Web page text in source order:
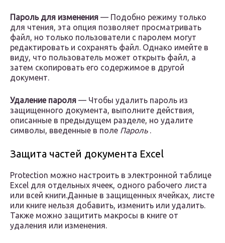
Пароль для изменения — Подобно режиму только
для чтения, эта опция позволяет просматривать
файл, но только пользователи с паролем могут
редактировать и сохранять файл. Однако имейте в
виду, что пользователь может открыть файл, а
затем скопировать его содержимое в другой
документ.
Удаление пароля — Чтобы удалить пароль из
защищенного документа, выполните действия,
описанные в предыдущем разделе, но удалите
символы, введенные в поле Пароль .
Защита частей документа Excel
Protection можно настроить в электронной таблице
Excel для отдельных ячеек, одного рабочего листа
или всей книги.Данные в защищенных ячейках, листе
или книге нельзя добавить, изменить или удалить.
Также можно защитить макросы в книге от
удаления или изменения.